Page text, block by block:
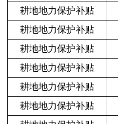
耕地地力保护补贴
耕地地力保护补贴
耕地地力保护补贴
耕地地力保护补贴
耕地地力保护补贴
耕地地力保护补贴